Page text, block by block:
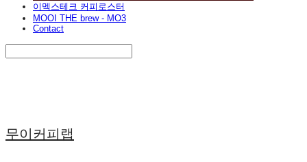
이멕스테크 커피로스터
MOOI THE brew - MO3
Contact
무이커피랩